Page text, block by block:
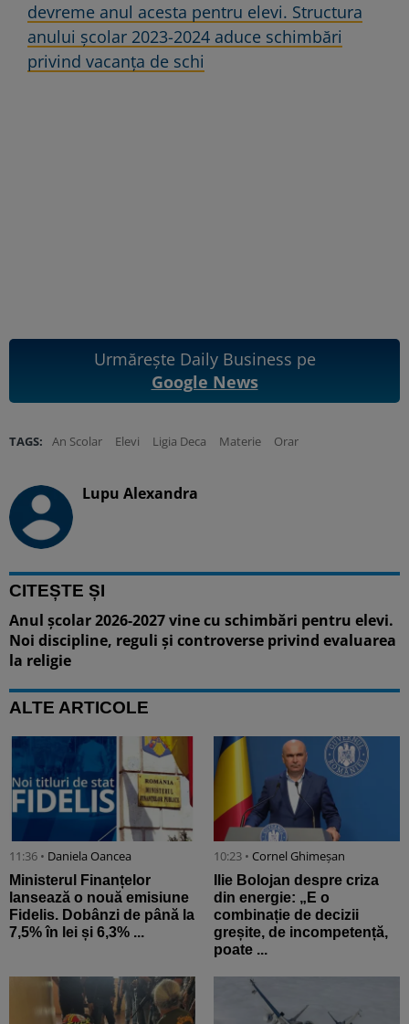
devreme anul acesta pentru elevi. Structura
anului școlar 2023-2024 aduce schimbări
privind vacanța de schi
Urmărește Daily Business pe
Google News
TAGS: An Scolar Elevi Ligia Deca Materie Orar
Lupu Alexandra
CITEȘTE ȘI
Anul școlar 2026-2027 vine cu schimbări pentru elevi.
Noi discipline, reguli și controverse privind evaluarea
la religie
ALTE ARTICOLE
11:36 • Daniela Oancea
Ministerul Finanțelor
lansează o nouă emisiune
Fidelis. Dobânzi de până la
7,5% în lei și 6,3% ...
10:23 • Cornel Ghimeșan
Ilie Bolojan despre criza
din energie: „E o
combinație de decizii
greșite, de incompetență,
poate ...